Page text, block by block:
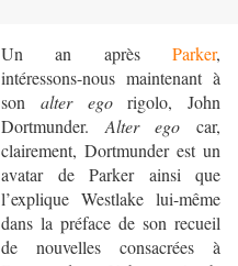
Un an après Parker,
intéressons-nous maintenant à
son alter egorigolo, John
Dortmunder. Alter ego car,
clairement, Dortmunder est un
avatar de Parker ainsi que
l’explique Westlake lui-même
dans la préface de son recueil
de nouvelles consacrées à